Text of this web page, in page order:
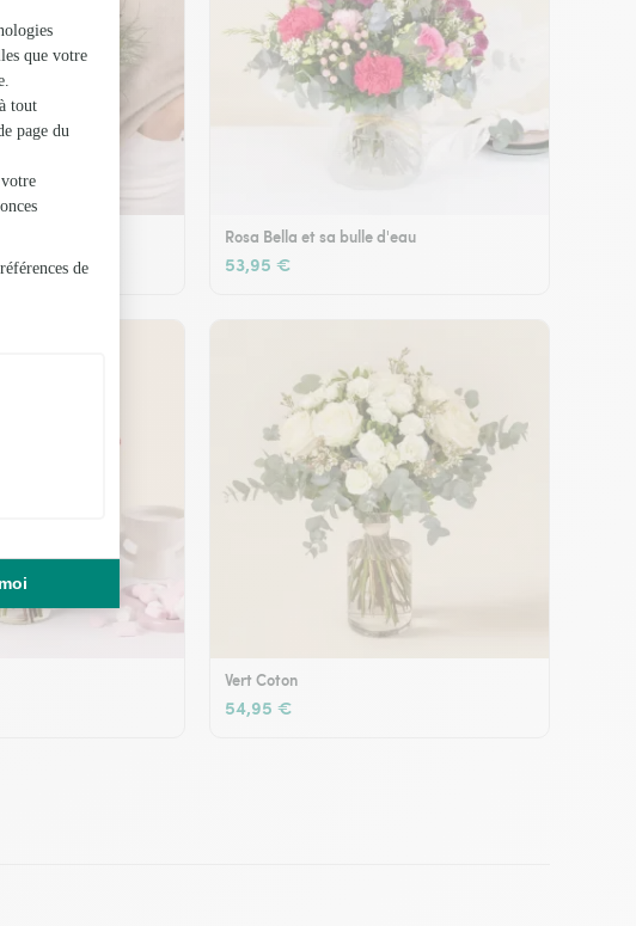
Rosa Bella et sa bulle d'eau
53,95 €
Vert Coton
54,95 €